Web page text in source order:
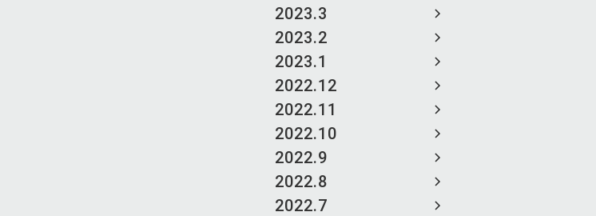
2023.3
2023.2
2023.1
2022.12
2022.11
2022.10
2022.9
2022.8
2022.7